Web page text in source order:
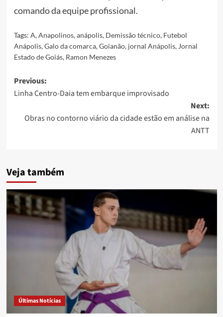
comando da equipe profissional.
Tags: A,Anapolinos,anápolis, Demissão técnico, Futebol
Anápolis,Galo da comarca,Goianão, jornal Anápolis, Jornal
Estado de Goiás, Ramon Menezes
Post
navigation
Previous:
Linha Centro-Daia tem embarque improvisado
Next:
Obras no contorno viário da cidade estão em análise na
ANTT
Veja também
Últimas Notícias